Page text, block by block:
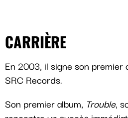
CARRIÈRE
En 2003, il signe son premier
SRC Records.
Son premier album, Trouble,